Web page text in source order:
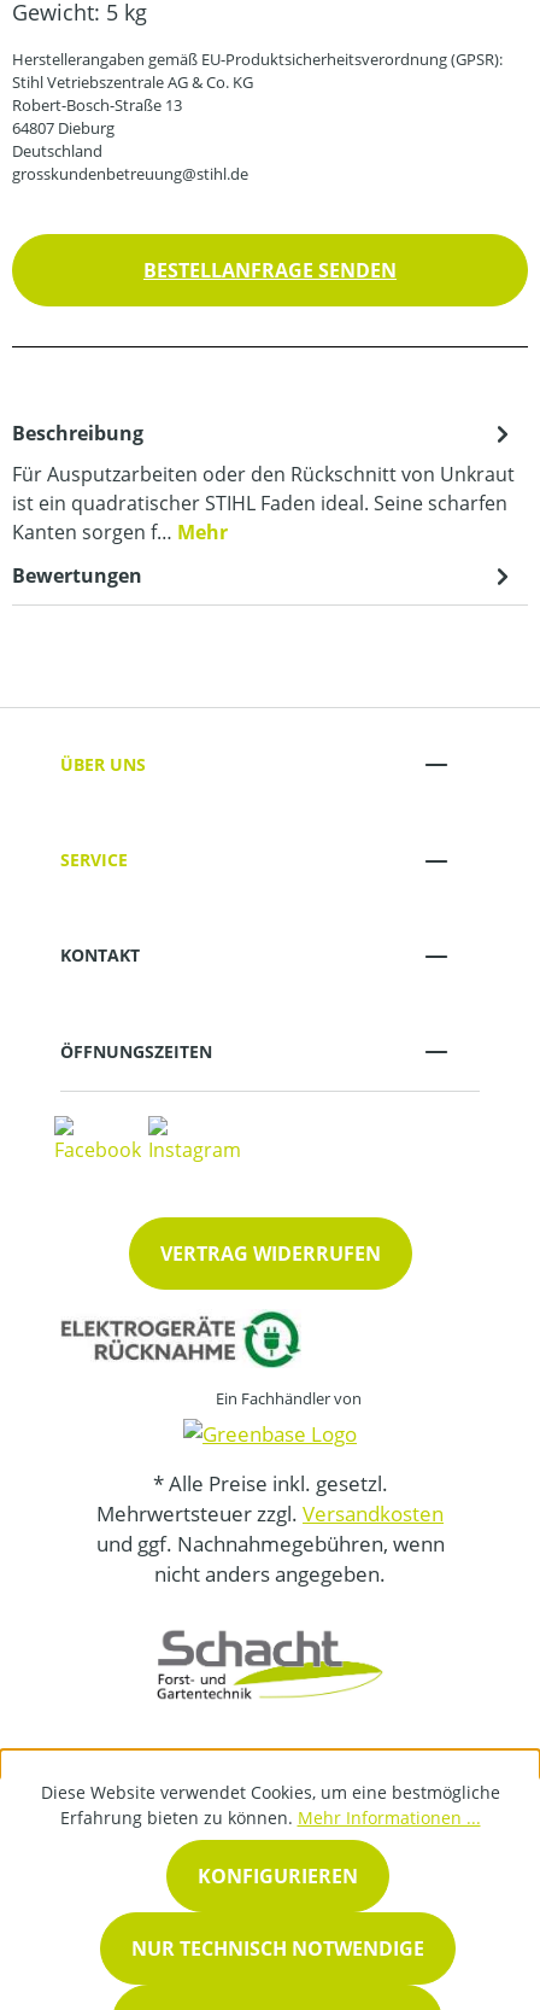
Gewicht: 5 kg
Herstellerangaben gemäß EU-Produktsicherheitsverordnung (GPSR):
Stihl Vetriebszentrale AG & Co. KG
Robert-Bosch-Straße 13
64807 Dieburg
Deutschland
grosskundenbetreuung@stihl.de
BESTELLANFRAGE SENDEN
Beschreibung
Für Ausputzarbeiten oder den Rückschnitt von Unkraut
ist ein quadratischer STIHL Faden ideal. Seine scharfen
Kanten sorgen f… Mehr
Bewertungen
ÜBER UNS
SERVICE
KONTAKT
ÖFFNUNGSZEITEN
VERTRAG WIDERRUFEN
Ein Fachhändler von
* Alle Preise inkl. gesetzl.
Mehrwertsteuer zzgl. Versandkosten
und ggf. Nachnahmegebühren, wenn
nicht anders angegeben.
Diese Website verwendet Cookies, um eine bestmögliche
Erfahrung bieten zu können. Mehr Informationen ...
NUR TECHNISCH NOTWENDIGE
KONFIGURIEREN